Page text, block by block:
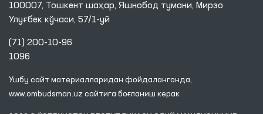
100007, Тошкент шаҳар, Яшнобод тумани, Мирзо
Улуғбек кўчаси, 57/1-уй
(71) 200-10-96
1096
Ушбу сайт материалларидан фойдаланганда,
www.ombudsman.uz сайтига боғланиш керак